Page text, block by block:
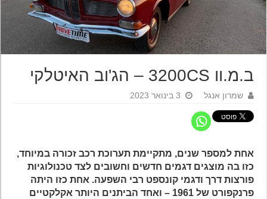
ב.מ.וו 3200CS – הג'וב האיטלקי
שמרון אנגל 3 בינואר 2023
אחת למספר שנים, מתקיימת תערוכת רכב זכורה במיוחד,
כזו בה מוצגים דגמים חדשים וחשובים לצד טכנולוגיות
פורצות דרך ודגמי קונספט רבי השפעה. אחת כזו היתה
פרנקפורט של 1961 – ואחד הביתנים היותר אקלקטיים